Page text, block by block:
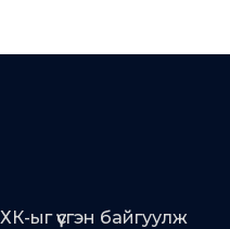
ыг үүсгэн байгуулж